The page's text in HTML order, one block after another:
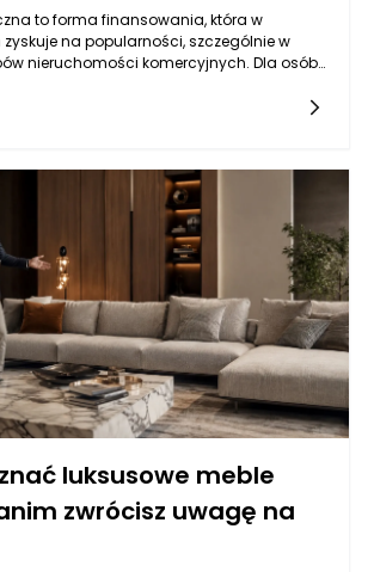
to forma finansowania, która w
na popularności, szczególnie w
nieruchomości komercyjnych. Dla osób
czy osobiste. Dzięki niższym stopom
okresom spłaty, pozwala na
sum pieniędzy, które można
przestrzeni przystosowanej do
Warto zatem zastanowić się nad
oferuje ten produkt dla przedsiębiorców z
luksusowe meble
zwrócisz uwagę na